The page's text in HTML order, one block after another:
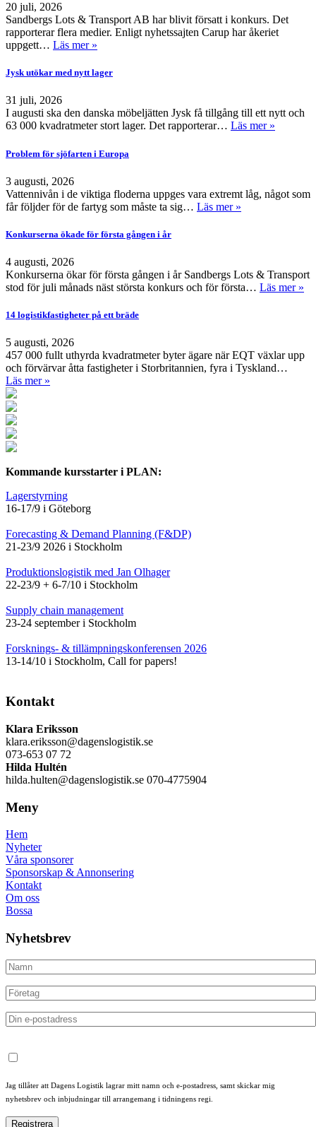
20 juli, 2026
Sandbergs Lots & Transport AB har blivit försatt i konkurs. Det
rapporterar flera medier. Enligt nyhetssajten Carup har åkeriet
uppgett… Läs mer »
Jysk utökar med nytt lager
31 juli, 2026
I augusti ska den danska möbeljätten Jysk få tillgång till ett nytt och
63 000 kvadratmeter stort lager. Det rapporterar… Läs mer »
Problem för sjöfarten i Europa
3 augusti, 2026
Vattennivån i de viktiga floderna uppges vara extremt låg, något som
får följder för de fartyg som måste ta sig… Läs mer »
Konkurserna ökade för första gången i år
4 augusti, 2026
Konkurserna ökar för första gången i år Sandbergs Lots & Transport
stod för juli månads näst största konkurs och för första… Läs mer »
14 logistikfastigheter på ett bräde
5 augusti, 2026
457 000 fullt uthyrda kvadratmeter byter ägare när EQT växlar upp
och förvärvar åtta fastigheter i Storbritannien, fyra i Tyskland…
Läs mer »
Kommande kursstarter i PLAN:
Lagerstyrning
16-17/9 i Göteborg
Forecasting & Demand Planning (F&DP)
21-23/9 2026 i Stockholm
Produktionslogistik med Jan Olhager
22-23/9 + 6-7/10 i Stockholm
Supply chain management
23-24 september i Stockholm
Forsknings- & tillämpningskonferensen 2026
13-14/10 i Stockholm, Call for papers!
Kontakt
Klara Eriksson
klara.eriksson@dagenslogistik.se
073-653 07 72
Hilda Hultén
hilda.hulten@dagenslogistik.se 070-4775904
Meny
Hem
Nyheter
Våra sponsorer
Sponsorskap & Annonsering
Kontakt
Om oss
Bossa
Nyhetsbrev
Jag tillåter att Dagens Logistik lagrar mitt namn och e-postadress, samt skickar mig
nyhetsbrev och inbjudningar till arrangemang i tidningens regi.